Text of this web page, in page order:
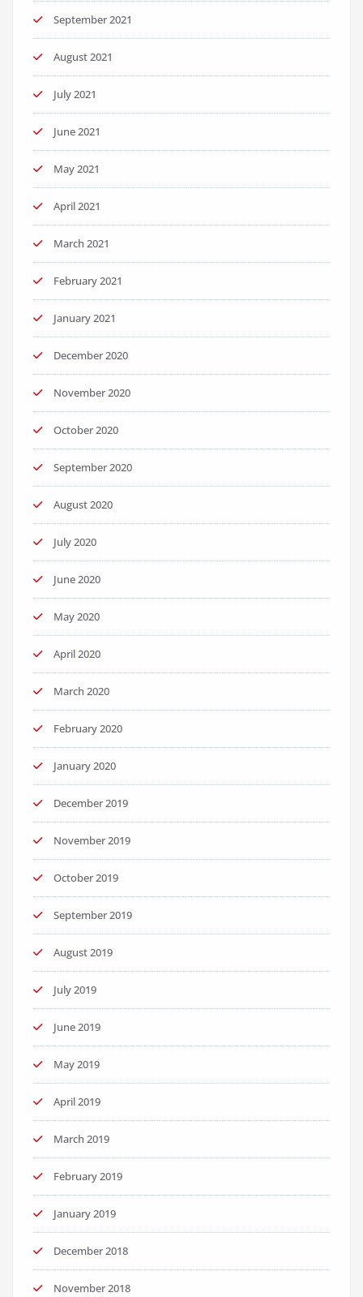
September 2021
August 2021
July 2021
June 2021
May 2021
April 2021
March 2021
February 2021
January 2021
December 2020
November 2020
October 2020
September 2020
August 2020
July 2020
June 2020
May 2020
April 2020
March 2020
February 2020
January 2020
December 2019
November 2019
October 2019
September 2019
August 2019
July 2019
June 2019
May 2019
April 2019
March 2019
February 2019
January 2019
December 2018
November 2018